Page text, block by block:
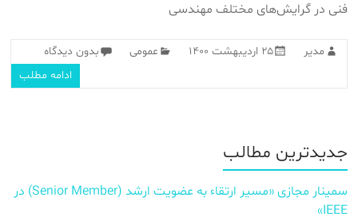
فنی در گرایش‌های مختلف مهندسی
مدیر ۲۵ اردیبهشت ۱۴۰۰ عمومی
بدون دیدگاه
ادامه مطلب
جدیدترین مطالب
سمینار مجازی «مسیر ارتقاء به عضویت ارشد (Senior Member) در
IEEE»